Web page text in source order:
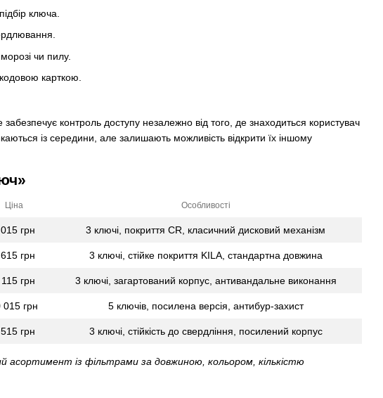
ключа.
чи пилу.
карткою.
контроль доступу незалежно від того, де знаходиться користувач
із середини, але залишають можливість відкрити їх іншому
Ціна Особливості
грн 3 ключі, покриття CR, класичний дисковий механізм
грн 3 ключі, стійке покриття KILA, стандартна довжина
грн 3 ключі, загартований корпус, антивандальне виконання
015 грн 5 ключів, посилена версія, антибур-захист
грн 3 ключі, стійкість до свердління, посилений корпус
асортимент із фільтрами за довжиною, кольором, кількістю